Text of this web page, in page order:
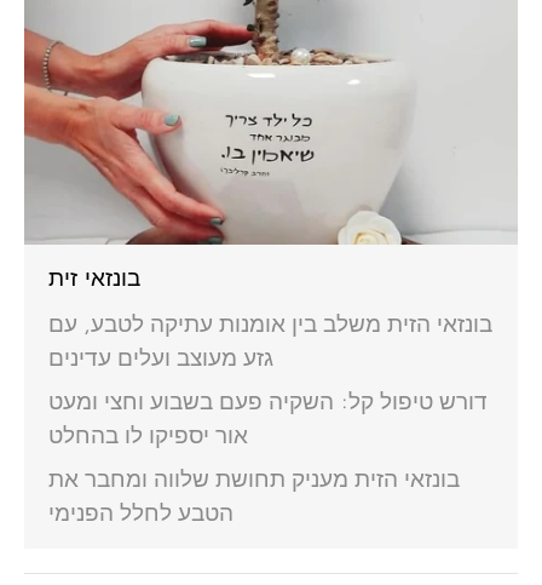
בונזאי זית
בונזאי הזית משלב בין אומנות עתיקה לטבע, עם
גזע מעוצב ועלים עדינים
דורש טיפול קל: השקיה פעם בשבוע וחצי ומעט
אור יספיקו לו בהחלט
בונזאי הזית מעניק תחושת שלווה ומחבר את
הטבע לחלל הפנימי